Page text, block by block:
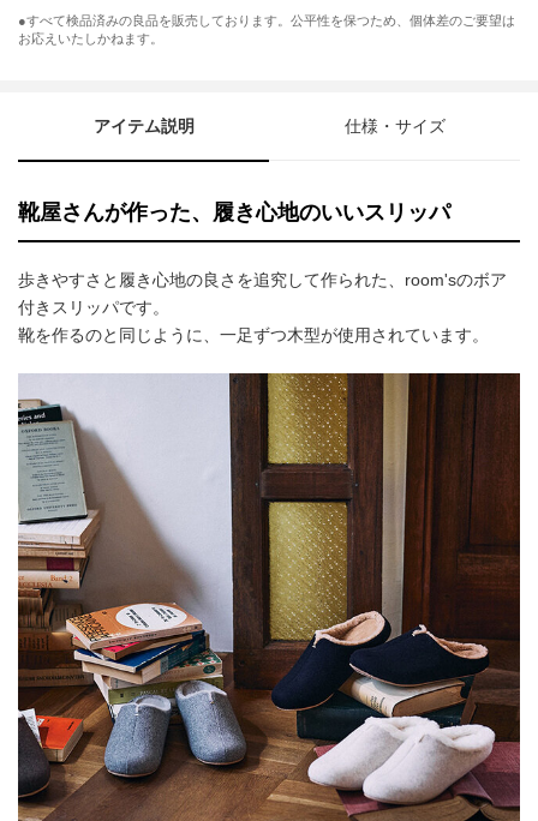
●すべて検品済みの良品を販売しております。公平性を保つため、個体差のご要望は
お応えいたしかねます。
アイテム説明 仕様・サイズ
靴屋さんが作った、履き心地のいいスリッパ
歩きやすさと履き心地の良さを追究して作られた、room'sのボア
付きスリッパです。
靴を作るのと同じように、一足ずつ木型が使用されています。